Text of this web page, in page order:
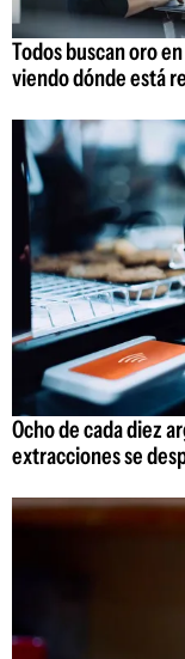
Todos buscan oro
viendo dónde está
Ocho de cada diez
extracciones se